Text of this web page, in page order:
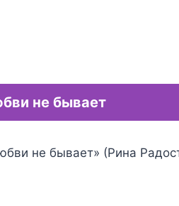
не бывает
не бывает» (Рина